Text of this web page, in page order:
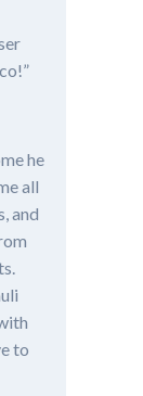
he
all
and
to